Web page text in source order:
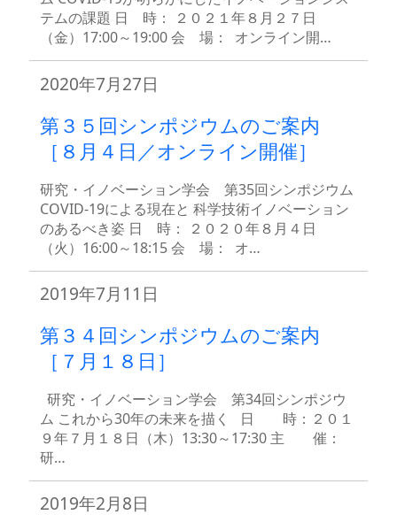
テムの課題 日 時： ２０２１年８月２７日
（金）17:00～19:00 会 場： オンライン開…
2020年7月27日
第３５回シンポジウムのご案内
［８月４日／オンライン開催］
研究・イノベーション学会 第35回シンポジウム
COVID-19による現在と 科学技術イノベーション
のあるべき姿 日 時： ２０２０年８月４日
（火）16:00～18:15 会 場： オ…
2019年7月11日
第３４回シンポジウムのご案内
［７月１８日］
研究・イノベーション学会 第34回シンポジウ
ム これから30年の未来を描く 日 時：２０１
９年７月１８日（木）13:30～17:30 主 催：
研…
2019年2月8日